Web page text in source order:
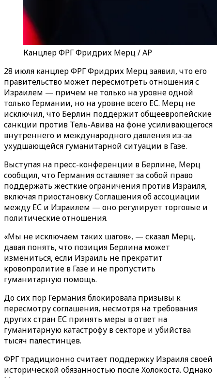
Канцлер ФРГ Фридрих Мерц / AP
28 июля канцлер ФРГ Фридрих Мерц заявил, что его
правительство может пересмотреть отношения с
Израилем — причем не только на уровне одной
только Германии, но на уровне всего ЕС. Мерц не
исключил, что Берлин поддержит общеевропейские
санкции против Тель-Авива на фоне усиливающегося
внутреннего и международного давления из-за
ухудшающейся гуманитарной ситуации в Газе.
Выступая на пресс-конференции в Берлине, Мерц
сообщил, что Германия оставляет за собой право
поддержать жесткие ограничения против Израиля,
включая приостановку Соглашения об ассоциации
между ЕС и Израилем — оно регулирует торговые и
политические отношения.
«Мы не исключаем таких шагов», — сказал Мерц,
давая понять, что позиция Берлина может
измениться, если Израиль не прекратит
кровопролитие в Газе и не пропустить
гуманитарную помощь.
До сих пор Германия блокировала призывы к
пересмотру соглашения, несмотря на требования
других стран ЕС принять меры в ответ на
гуманитарную катастрофу в секторе и убийства
тысяч палестинцев.
ФРГ традиционно считает поддержку Израиля своей
исторической обязанностью после Холокоста. Однако